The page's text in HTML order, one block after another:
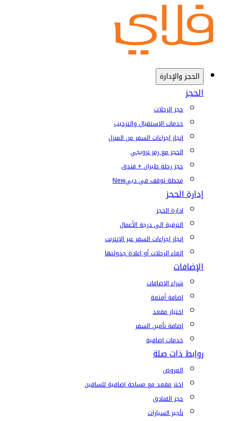
الحجز والإدارة
الحجز
حجز الرحلات
خدمات الإستقبال والترحيب
إنجاز إجراءات السفر من المنزل
الحجز مع رمز ترويجي
حجز رحلة طيران + فندق
محطة توقف في دبيNew
إدارة الحجز
إدارة الحجز
الترقية إلى درجة الأعمال
إنجاز إجراءات السفر عبر الإنترنت
إلغاء الرحلات أو إعادة جدولتها
الإضافات
شراء الإضافات
إضافة أمتعة
اختيار مقعد
إضافة تأمين السفر
خدمات إضافية
روابط ذات صلة
العروض
اختر مقعد مع مساحة إضافية للساقين
حجز الفنادق
تأجير السيارات